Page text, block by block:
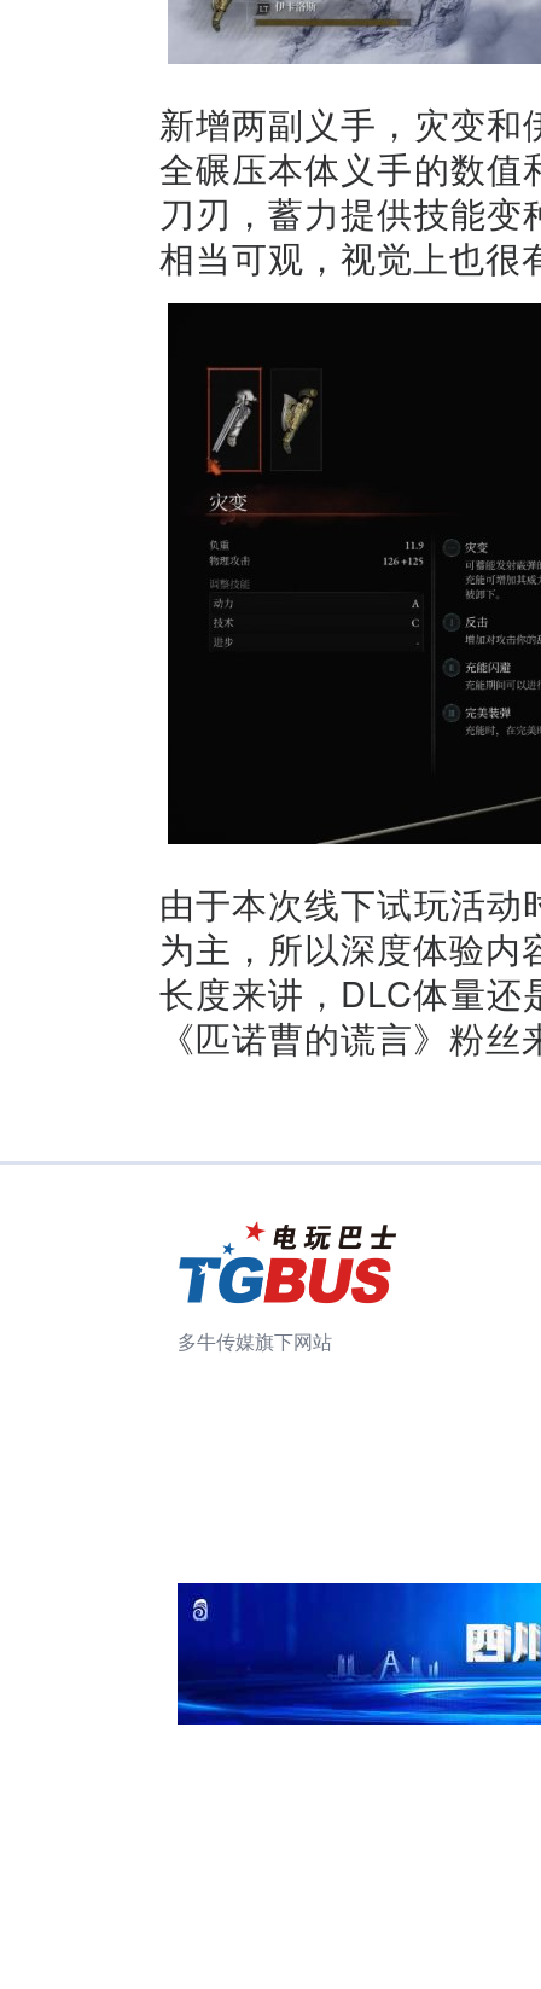
新增两副义手，灾变
全碾压本体义手的数
刀刃，蓄力提供技能
相当可观，视觉上也很
由于本次线下试玩活
为主，所以深度体验内
长度来讲，DLC体量
《匹诺曹的谎言》粉
多牛传媒旗下网站